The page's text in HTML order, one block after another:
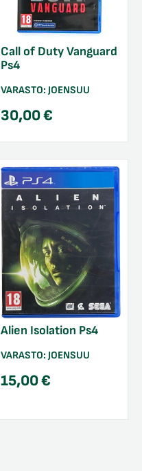
Call of Duty Vanguard
Ps4
VARASTO: JOENSUU
30,00€
Alien Isolation Ps4
VARASTO: JOENSUU
15,00€